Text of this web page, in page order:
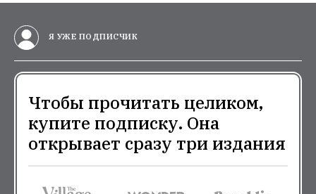
Я УЖЕ ПОДПИСЧИК
Чтобы прочитать целиком,
купите подписку. Она
открывает сразу три издания